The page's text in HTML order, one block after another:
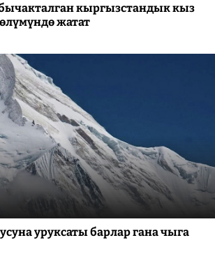
кыргызстандык кыз
жатат
уруксаты барлар гана чыга